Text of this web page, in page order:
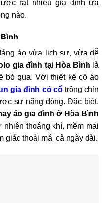
rất nhiều gia đình ưa
nào.
áo vừa lịch sự, vừa dễ
gia đình tại Hòa Bình là
bỏ qua. Với thiết kế cổ áo
gia đình có cổtrông chỉn
sự năng động. Đặc biệt,
áo gia đình ở Hòa Bình
nhiên thoáng khí, mềm mại
giác thoải mái cả ngày dài.